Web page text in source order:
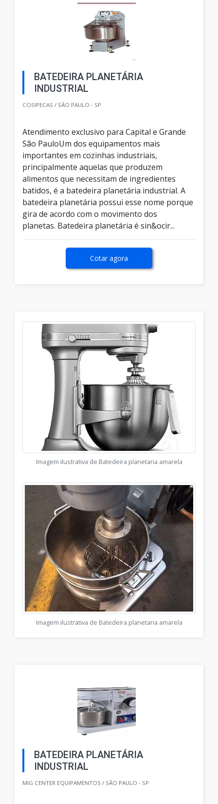
BATEDEIRA PLANETÁRIA
INDUSTRIAL
COSIPECAS / SÃO PAULO - SP
Atendimento exclusivo para Capital e Grande
São PauloUm dos equipamentos mais
importantes em cozinhas industriais,
principalmente aquelas que produzem
alimentos que necessitam de ingredientes
batidos, é a batedeira planetária industrial. A
batedeira planetária possui esse nome porque
gira de acordo com o movimento dos
planetas. Batedeira planetária é sin&ocir...
Cotar agora
Imagem ilustrativa de Batedeira planetaria amarela
Imagem ilustrativa de Batedeira planetaria amarela
BATEDEIRA PLANETÁRIA
INDUSTRIAL
MIG CENTER EQUIPAMENTOS / SÃO PAULO - SP